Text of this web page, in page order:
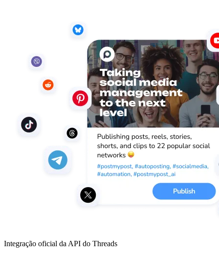
Integração oficial da API do Threads